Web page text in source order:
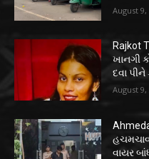
August 9,
Rajkot
ખાનગી
દવા
August 9,
વાયર